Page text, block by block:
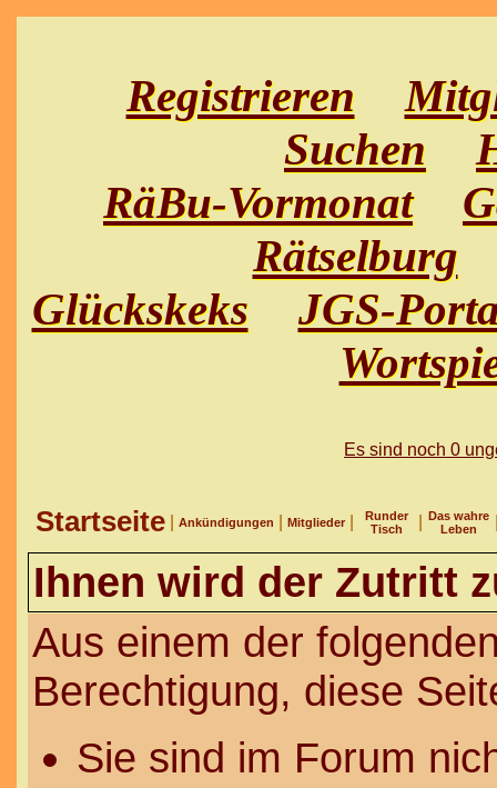
Registrieren
Suchen
RäBu-Vormonat
Rätselburg
Glückskeks
JGS-
Es sind noch 0
Startseite Ankündigungen Mitglieder
Runder
Tisch
Das wahre
Leben
Ihnen wird der Zutritt
Aus einem der
Berechtigung, diese
Sie sind im Forum